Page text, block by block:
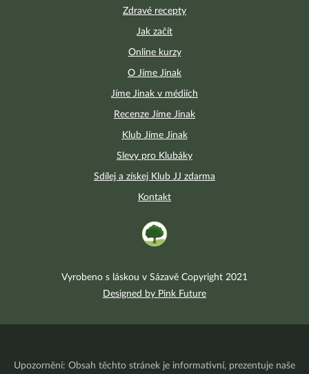
Zdravé recepty
Jak začít
Online kurzy
O Jíme Jinak
Jíme Jinak v médiích
Recenze Jíme Jinak
Klub Jíme Jinak
Slevy pro Klubáky
Sdílej a získej Klub JJ zdarma
Kontakt
Vyrobeno s láskou v Sázavě Copyright 2021
Designed by Pink Future
Upozornění: Obsah těchto stránek je informativní, prezentuje naše